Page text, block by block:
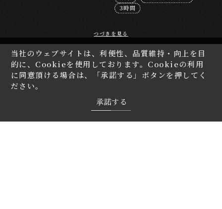
つづきを見る
茨城
栃木
埼玉
当社のウェブサイトは、利便性、品質維持・向上を目
的に、Cookieを使用しております。Cookieの利用
に同意頂ける場合は、「承諾する」ボタンを押してく
ださい。
承諾する